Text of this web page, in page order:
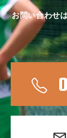
お問い合わせ